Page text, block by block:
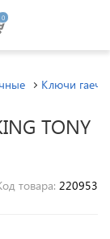
0
Ключи
TONY
товара: 220953